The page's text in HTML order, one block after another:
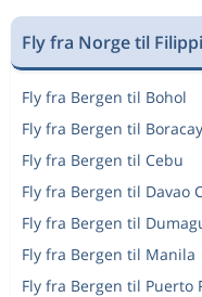
Fly fra Norge til
Fly fra Bergen til Bohol
Fly fra Bergen til Boracay
Fly fra Bergen til Cebu
Fly fra Bergen til Davao
Fly fra Bergen til
Fly fra Bergen til Manila
Fly fra Bergen til Puerto